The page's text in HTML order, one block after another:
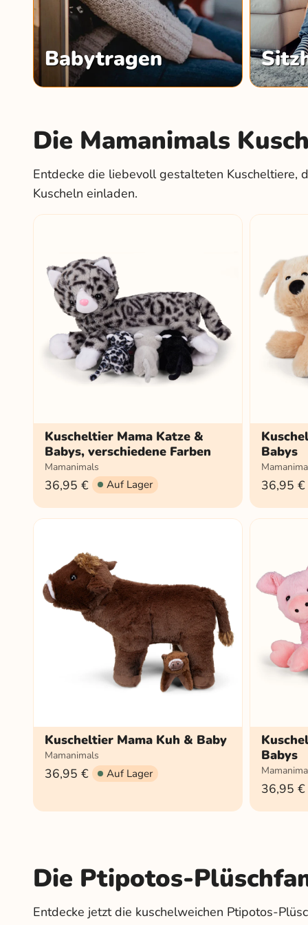
Babytragen
Die Mamanimals
Entdecke die liebevoll gestalteten Kuscheltiere,
Kuscheln einladen.
Kuscheltier Mama Katze &
Babys, verschiedene Farben
Mamanimals
36,95 € Auf Lager
Babys
36,95 €
Kuscheltier Mama Kuh & Baby
Mamanimals
36,95 € Auf Lager
Babys
36,95 €
Die Ptipotos-
Entdecke jetzt die kuschelweichen Ptipotos-